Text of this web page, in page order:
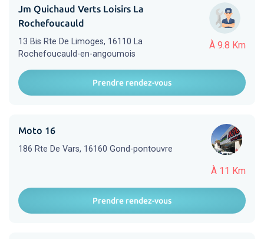
À 9.8 Km
Jm Quichaud Verts Loisirs La
Rochefoucauld
13 Bis Rte De Limoges, 16110 La
Rochefoucauld-en-angoumois
Prendre rendez-vous
À 11 Km
Moto 16
186 Rte De Vars, 16160 Gond-pontouvre
Prendre rendez-vous